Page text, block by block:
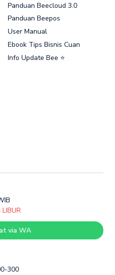
Panduan Beecloud 3.0
Panduan Beepos
User Manual
Ebook Tips Bisnis Cuan
Info Update Bee ⭐
via WA
300